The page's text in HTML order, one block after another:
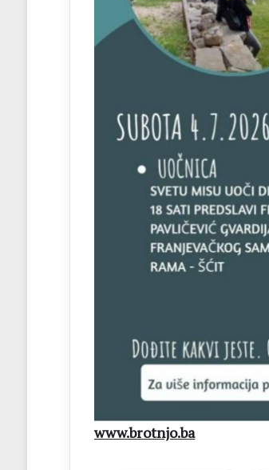
www.brotnjo.ba